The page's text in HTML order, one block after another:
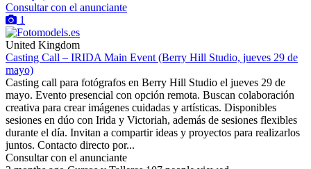
Consultar con el anunciante
1
United Kingdom
Casting Call – IRIDA Main Event (Berry Hill Studio, jueves 29 de
mayo)
Casting call para fotógrafos en Berry Hill Studio el jueves 29 de
mayo. Evento presencial con opción remota. Buscan colaboración
creativa para crear imágenes cuidadas y artísticas. Disponibles
sesiones en dúo con Irida y Victoriah, además de sesiones flexibles
durante el día. Invitan a compartir ideas y proyectos para realizarlos
juntos. Contacto directo por...
Consultar con el anunciante